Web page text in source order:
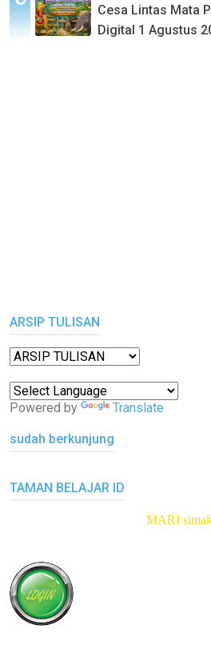
Cesa Lintas Mata
Digital 1 Agustus
ARSIP TULISAN
Powered by Translate
sudah berkunjung
TAMAN BELAJAR ID
MARI simak